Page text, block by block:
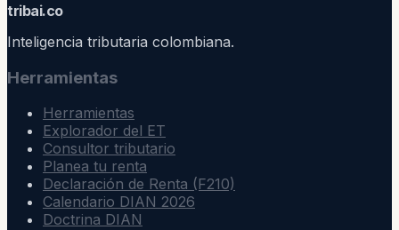
tribai.co
Inteligencia tributaria colombiana.
Herramientas
Herramientas
Explorador del ET
Consultor tributario
Planea tu renta
Declaración de Renta (F210)
Calendario DIAN 2026
Doctrina DIAN